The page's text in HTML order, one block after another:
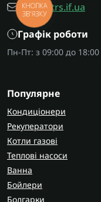
office@trs.if.ua
Графік роботи
Пн-Пт: з 09:00 до 18:00
Популярне
Кондиціонери
Рекуператори
Котли газові
Теплові насоси
Ванна
Бойлери
Болгарки
КНОПКА
ЗВ'ЯЗКУ